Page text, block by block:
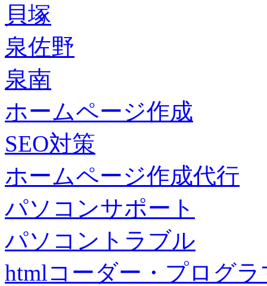
貝塚
泉佐野
泉南
ホームページ作成
SEO対策
ホームページ作成代行
パソコンサポート
パソコントラブル
htmlコーダー・プログラ